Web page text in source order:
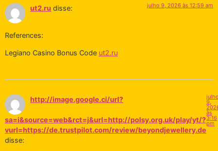
ut2.ru disse: julho 9, 2026 às 12:59 am
References:
Legiano Casino Bonus Code ut2.ru
http://image.google.ci/url?
sa=i&source=web&rct=j&url=http://polsy.org.uk/play/yt/?
vurl=https://de.trustpilot.com/review/beyondjewellery.de
disse:
9,
às
3:16
pm